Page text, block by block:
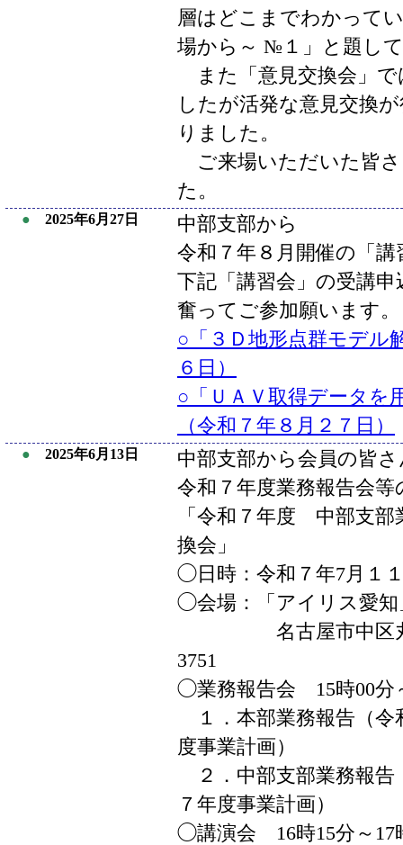
層はどこまでわかって
場から～ №１」と題し
また「意見交換会」
したが活発な意見交換
りました。
ご来場いただいた皆
た。
● 2025年6月27日
中部支部から
令和７年８月開催の「
下記「講習会」の受講
奮ってご参加願います。
○「３Ｄ地形点群モデル
６日）
○「ＵＡＶ取得データを
（令和７年８月２７日）
● 2025年6月13日
中部支部から会員の皆
令和７年度業務報告会等
「令和７年度 中部支部
換会」
◯日時：令和７年7月１
◯会場：「アイリス愛知
名古屋市中区丸
3751
◯業務報告会 15時00分
１．本部業務報告（令
度事業計画）
２．中部支部業務報告
７年度事業計画）
◯講演会 16時15分～17